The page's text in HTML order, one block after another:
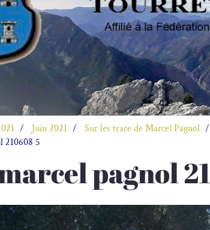
Juin 2021 Sur les trace de Marcel Pagnol
210608 5
pagnol